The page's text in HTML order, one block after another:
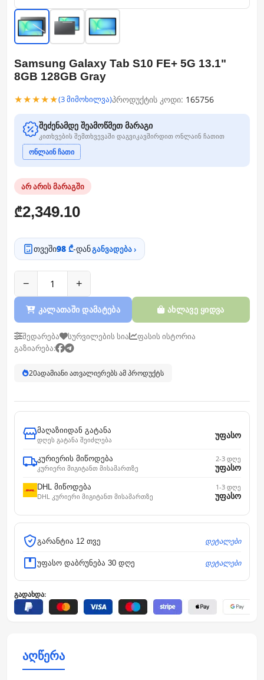
Samsung Galaxy Tab S10 FE+ 5G 13.1"
8GB 128GB Gray
★★★★★(3 მიმოხილვა)პროდუქტის კოდი: 165756
შეძენამდე შეამოწმეთ მარაგი
კითხვების შემთხვევაში დაგვიკავშირდით ონლაინ ჩათით
ონლაინ ჩათი
არ არის მარაგში
₾2,349.10
თვეში98 ₾-დანგანვადება ›
− +
კალათაში დამატება ახლავე ყიდვა
შედარება სურვილების სია
ფასის ისტორია
გაზიარება:
20ადამიანი ათვალიერებს ამ პროდუქტს
მაღაზიიდან გატანა
დღეს გატანა შეიძლება
უფასო
კურიერის მიწოდება
კურიერი მიგიტანთ მისამართზე
2-3 დღე
უფასო
DHL მიწოდება
DHL კურიერი მიგიტანთ მისამართზე
1-3 დღე
უფასო
გარანტია 12 თვე დეტალები
უფასო დაბრუნება 30 დღე დეტალები
გადახდა:
აღწერა